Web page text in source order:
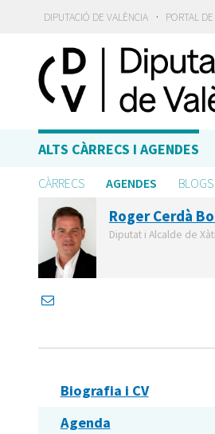
DIPUTACIÓ DE VALÈNCIA · PORTAL
ALTS CÀRRECS I AGENDES
CÀRRECS AGENDES BLOGS
Roger Cerdà
Diputat i Alcalde de
Biografia i CV
Agenda